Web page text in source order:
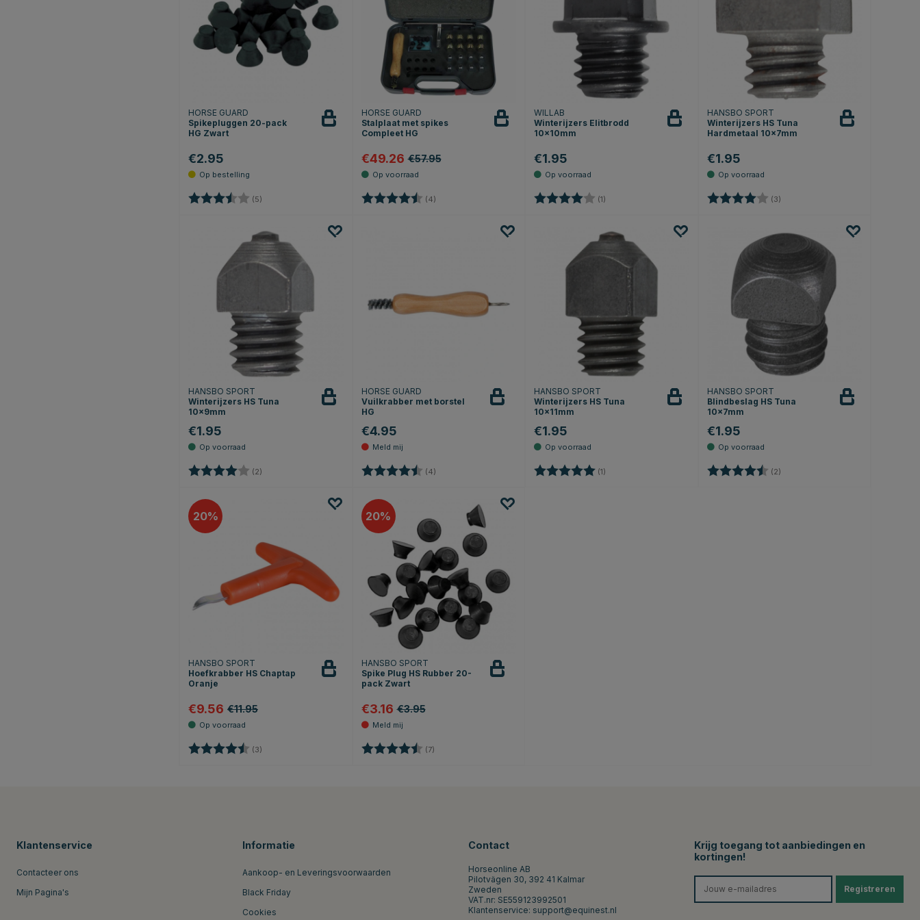
HORSE GUARD
Spikepluggen 20-pack
HG Zwart
€2.95
Beoordeling: (5)
HORSE GUARD
Stalplaat met spikes
Compleet HG
€49.26 €57.95
Beoordeling: (4)
WILLAB
Winterijzers Elitbrodd
10x10mm
€1.95
Beoordeling: (1)
HANSBO SPORT
Winterijzers HS Tuna
Hardmetaal 10x7mm
€1.95
Beoordeling: (3)
HANSBO SPORT
Winterijzers HS Tuna
10x9mm
€1.95
Beoordeling: (2)
HORSE GUARD
Vuilkrabber met borstel
HG
€4.95
Beoordeling: (4)
HANSBO SPORT
Winterijzers HS Tuna
10x11mm
€1.95
Beoordeling: (1)
HANSBO SPORT
Blindbeslag HS Tuna
10x7mm
€1.95
Beoordeling: (2)
20
HANSBO SPORT
Hoefkrabber HS Chaptap
Oranje
€9.56 €11.95
Beoordeling: (3)
20
HANSBO SPORT
Spike Plug HS Rubber 20-
pack Zwart
€3.16 €3.95
Beoordeling: (7)
Klantenservice
Contacteer ons
Mijn Pagina's
Informatie
Aankoop- en Leveringsvoorwaarden
Black Friday
Cookies
Contact
Horseonline AB
Pilotvägen 30, 392 41 Kalmar
Zweden
VAT.nr: SE559123992501
Klantenservice: support@equinest.nl
Krijg toegang tot aanbiedingen en
kortingen!
Registreren